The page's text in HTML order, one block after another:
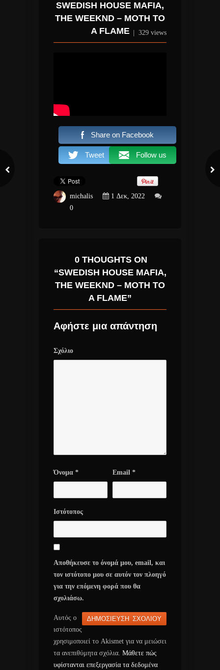
SWEDISH HOUSE MAFIA,
THE WEEKND – MOTH TO
A FLAME
329 views
Share on Facebook
Tweet Follow us
michalis
1 Δεκ, 2022
0
0 THOUGHTS ON
“SWEDISH HOUSE MAFIA,
THE WEEKND – MOTH TO
A FLAME”
Αφήστε μια απάντηση
Σχόλιο
Όνομα * Email *
Ιστότοπος
Αποθήκευσε το όνομά μου, email, και
τον ιστότοπο μου σε αυτόν τον πλοηγό
για την επόμενη φορά που θα
σχολιάσω.
Αυτός ο
ιστότοπος
χρησιμοποιεί το Akismet για να μειώσει
τα ανεπιθύμητα σχόλια. Μάθετε πώς
υφίστανται επεξεργασία τα δεδομένα